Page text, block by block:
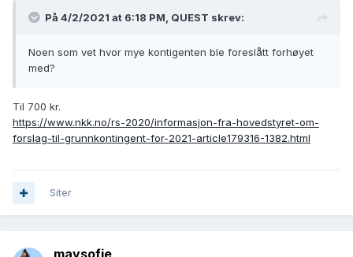
På 4/2/2021 at 6:18 PM, QUEST skrev:
Noen som vet hvor mye kontigenten ble foreslått forhøyet
med?
Til 700 kr.
https://www.nkk.no/rs-2020/informasjon-fra-hovedstyret-om-
forslag-til-grunnkontingent-for-2021-article179316-1382.html
Siter